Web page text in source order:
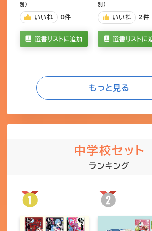
別）
いいね 0件
選書リストに追加
別）
いいね 2件
選書リストに
もっと見る
中学校セット
ランキング